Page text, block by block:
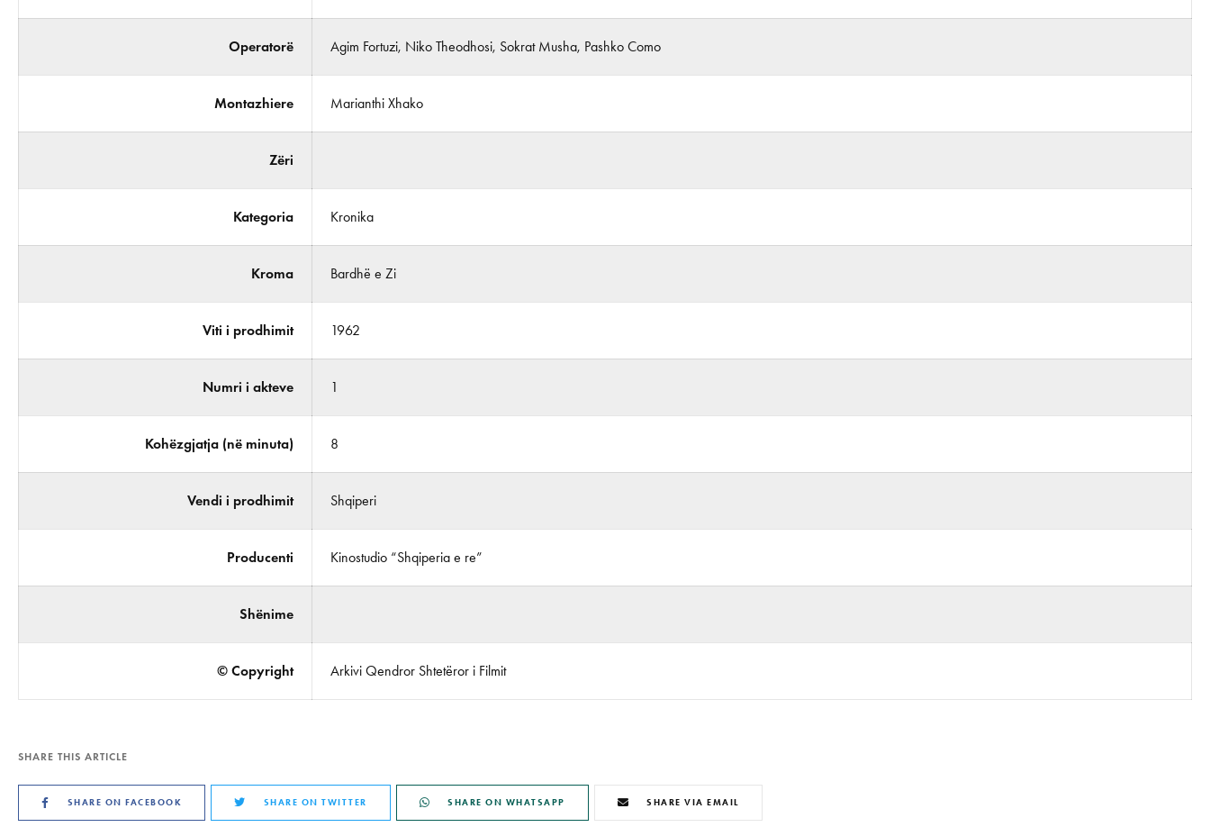
Operatorë Agim Fortuzi, Niko Theodhosi, Sokrat Musha, Pashko Como
Montazhiere Marianthi Xhako
Zëri
Kategoria Kronika
Kroma Bardhë e Zi
Viti i prodhimit 1962
Numri i akteve 1
Kohëzgjatja (në minuta) 8
Vendi i prodhimit Shqiperi
Producenti Kinostudio “Shqiperia e re”
Shënime
© Copyright Arkivi Qendror Shtetëror i Filmit
SHARE THIS ARTICLE
SHARE ON FACEBOOK SHARE ON TWITTER SHARE ON WHATSAPP SHARE VIA EMAIL